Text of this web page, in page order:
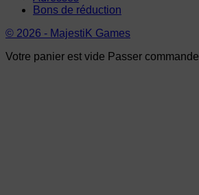
Bons de réduction
© 2026 - MajestiK Games
Votre panier est vide Passer commande